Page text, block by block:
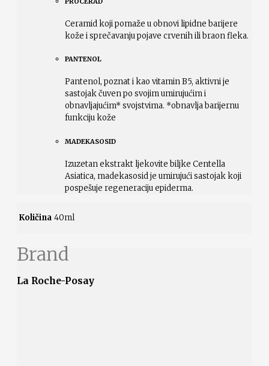
Ceramid koji pomaže u obnovi lipidne barijere
kože i sprečavanju pojave crvenih ili braon fleka.
PANTENOL
Pantenol, poznat i kao vitamin B5, aktivni je
sastojak čuven po svojim umirujućim i
obnavljajućim* svojstvima. *obnavlja barijernu
funkciju kože
MADEKASOSID
Izuzetan ekstrakt ljekovite biljke Centella
Asiatica, madekasosid je umirujući sastojak koji
pospešuje regeneraciju epiderma.
Količina 40ml
Brand
La Roche-Posay